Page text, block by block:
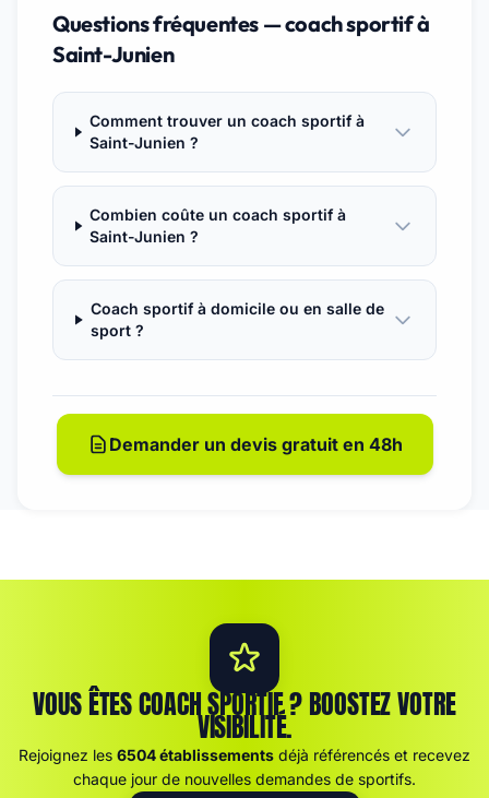
Questions fréquentes — coach sportif à
Saint-Junien
Comment trouver un coach sportif à
Saint-Junien ?
Combien coûte un coach sportif à
Saint-Junien ?
Coach sportif à domicile ou en salle de
sport ?
Demander un devis gratuit en 48h
VOUS ÊTES COACH SPORTIF ? BOOSTEZ VOTRE
VISIBILITÉ.
Rejoignez les 6504 établissements déjà référencés et recevez
chaque jour de nouvelles demandes de sportifs.